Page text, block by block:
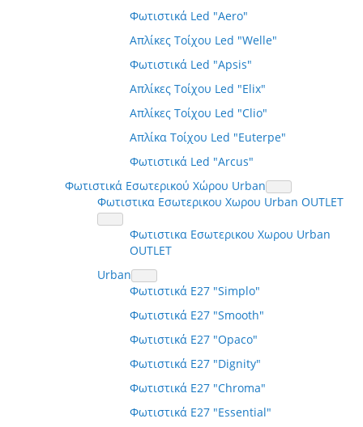
Φωτιστικά Led "Aero"
Απλίκες Τοίχου Led "Welle"
Φωτιστικά Led "Apsis"
Απλίκες Τοίχου Led "Elix"
Απλίκες Τοίχου Led "Clio"
Απλίκα Τοίχου Led "Euterpe"
Φωτιστικά Led "Arcus"
Φωτιστικά Εσωτερικού Χώρου Urban
Φωτιστικα Εσωτερικου Χωρου Urban OUTLET
Φωτιστικα Εσωτερικου Χωρου Urban
OUTLET
Urban
Φωτιστικά E27 "Simplo"
Φωτιστικά E27 "Smooth"
Φωτιστικά E27 "Opaco"
Φωτιστικά E27 "Dignity"
Φωτιστικά E27 "Chroma"
Φωτιστικά E27 "Essential"